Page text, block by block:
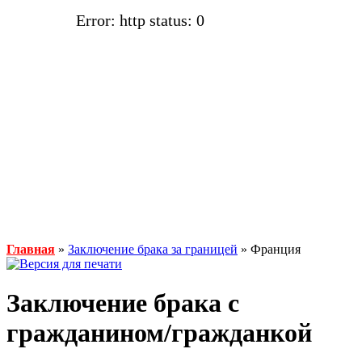
Error: http status: 0
Главная » Заключение брака за границей » Франция
Заключение брака с
гражданином/гражданкой